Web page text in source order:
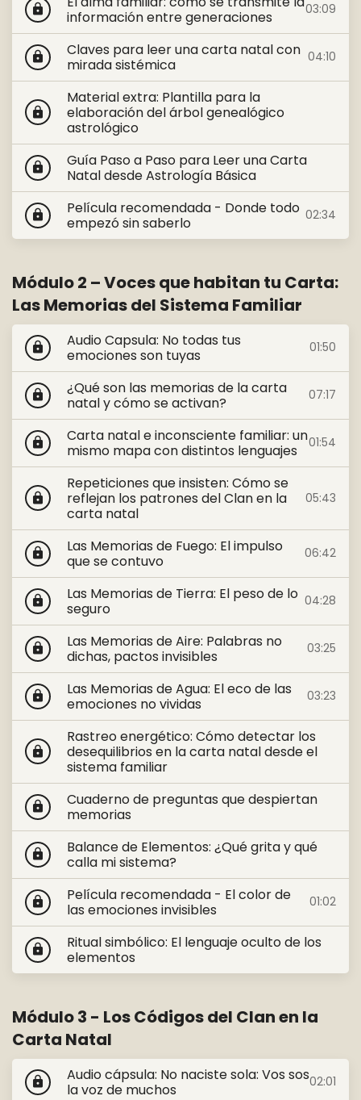
lock
información entre generaciones
03:09
lock
Claves para leer una carta natal con
mirada sistémica
04:10
lock
Material extra: Plantilla para la
elaboración del árbol genealógico
astrológico
lock
Guía Paso a Paso para Leer una Carta
Natal desde Astrología Básica
lock
Película recomendada - Donde todo
empezó sin saberlo
02:34
Módulo 2 – Voces que habitan tu Carta:
Las Memorias del Sistema Familiar
lock
Audio Capsula: No todas tus
emociones son tuyas
01:50
lock
¿Qué son las memorias de la carta
natal y cómo se activan?
07:17
lock
Carta natal e inconsciente familiar: un
mismo mapa con distintos lenguajes
01:54
lock
Repeticiones que insisten: Cómo se
reflejan los patrones del Clan en la
carta natal
05:43
lock
Las Memorias de Fuego: El impulso
que se contuvo
06:42
lock
Las Memorias de Tierra: El peso de lo
seguro
04:28
lock
Las Memorias de Aire: Palabras no
dichas, pactos invisibles
03:25
lock
Las Memorias de Agua: El eco de las
emociones no vividas
03:23
lock
Rastreo energético: Cómo detectar los
desequilibrios en la carta natal desde el
sistema familiar
lock
Cuaderno de preguntas que despiertan
memorias
lock
Balance de Elementos: ¿Qué grita y qué
calla mi sistema?
lock
Película recomendada - El color de
las emociones invisibles
01:02
lock
Ritual simbólico: El lenguaje oculto de los
elementos
Módulo 3 - Los Códigos del Clan en la
Carta Natal
lock
Audio cápsula: No naciste sola: Vos sos
la voz de muchos
02:01